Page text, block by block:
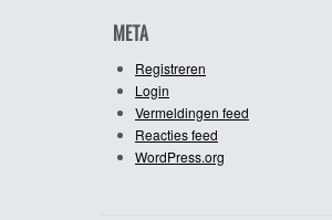
META
Registreren
Login
Vermeldingen feed
Reacties feed
WordPress.org